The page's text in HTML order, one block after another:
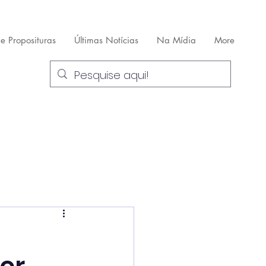
Proposituras Últimas Notícias Na Mídia More